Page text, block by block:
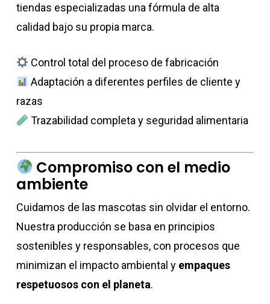
tiendas especializadas una fórmula de alta
calidad bajo su propia marca.
Control total del proceso de fabricación
Adaptación a diferentes perfiles de cliente y
razas
Trazabilidad completa y seguridad alimentaria
Compromiso con el medio
ambiente
Cuidamos de las mascotas sin olvidar el entorno.
Nuestra producción se basa en principios
sostenibles y responsables, con procesos que
minimizan el impacto ambiental y empaques
respetuosos con el planeta.